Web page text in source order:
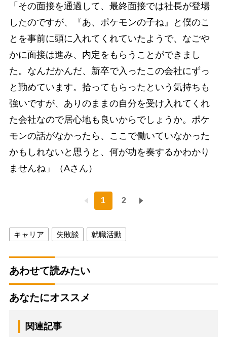
「その面接を通過して、最終面接では社長が登場
したのですが、『あ、ポケモンの子ね』と僕のこ
とを事前に頭に入れてくれていたようで、なごや
かに面接は進み、内定をもらうことができまし
た。なんだかんだ、新卒で入ったこの会社にずっ
と勤めています。拾ってもらったという気持ちも
強いですが、ありのままの自分を受け入れてくれ
た会社なので居心地も良いからでしょうか。ポケ
モンの話がなかったら、ここで働いていなかった
かもしれないと思うと、何が功を奏するかわかり
ませんね」（Aさん）
1 2
キャリア 失敗談 就職活動
あわせて読みたい
あなたにオススメ
関連記事